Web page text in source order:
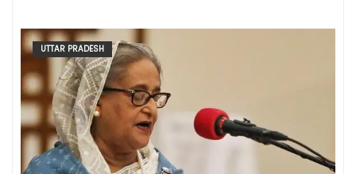
UTTAR PRADESH